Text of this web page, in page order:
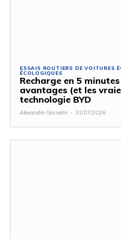
ESSAIS ROUTIERS DE VOITURES
ÉCOLOGIQUES
Recharge en 5
avantages (et les
technologie BYD
Alexandre Gosselin - 31/07/2026